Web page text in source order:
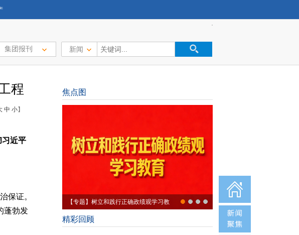
新闻
集团报刊
程
中 小】
近平
保证。
蓬勃发
焦点图
【专题】树立和践行正确政绩观学习教
育
精彩回顾